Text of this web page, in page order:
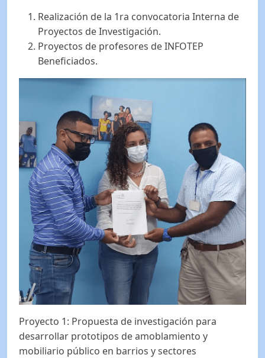
Realización de la 1ra convocatoria Interna de
Proyectos de Investigación.
Proyectos de profesores de INFOTEP
Beneficiados.
Proyecto 1: Propuesta de investigación para
desarrollar prototipos de amoblamiento y
mobiliario público en barrios y sectores